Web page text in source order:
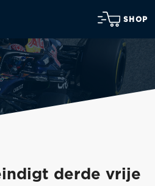
SHOP
derde vrije